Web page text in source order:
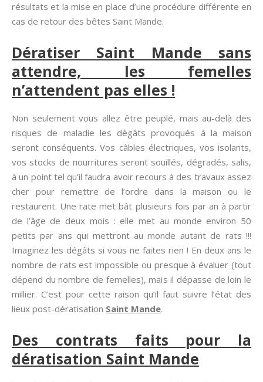
résultats et la mise en place d’une procédure différente en
cas de retour des bêtes Saint Mande.
Dératiser Saint Mande sans
attendre, les femelles
n’attendent pas elles !
Non seulement vous allez être peuplé, mais au-delà des
risques de maladie les dégâts provoqués à la maison
seront conséquents. Vos câbles électriques, vos isolants,
vos stocks de nourritures seront souillés, dégradés, salis,
à un point tel qu’il faudra avoir recours à des travaux assez
cher pour remettre de l’ordre dans la maison ou le
restaurent. Une rate met bât plusieurs fois par an à partir
de l’âge de deux mois : elle met au monde environ 50
petits par ans qui mettront au monde autant de rats !!!
Imaginez les dégâts si vous ne faites rien ! En deux ans le
nombre de rats est impossible ou presque à évaluer (tout
dépend du nombre de femelles), mais il dépasse de loin le
millier. C’est pour cette raison qu’il faut suivre l’état des
lieux post-dératisation Saint Mande.
Des contrats faits pour la
dératisation Saint Mande